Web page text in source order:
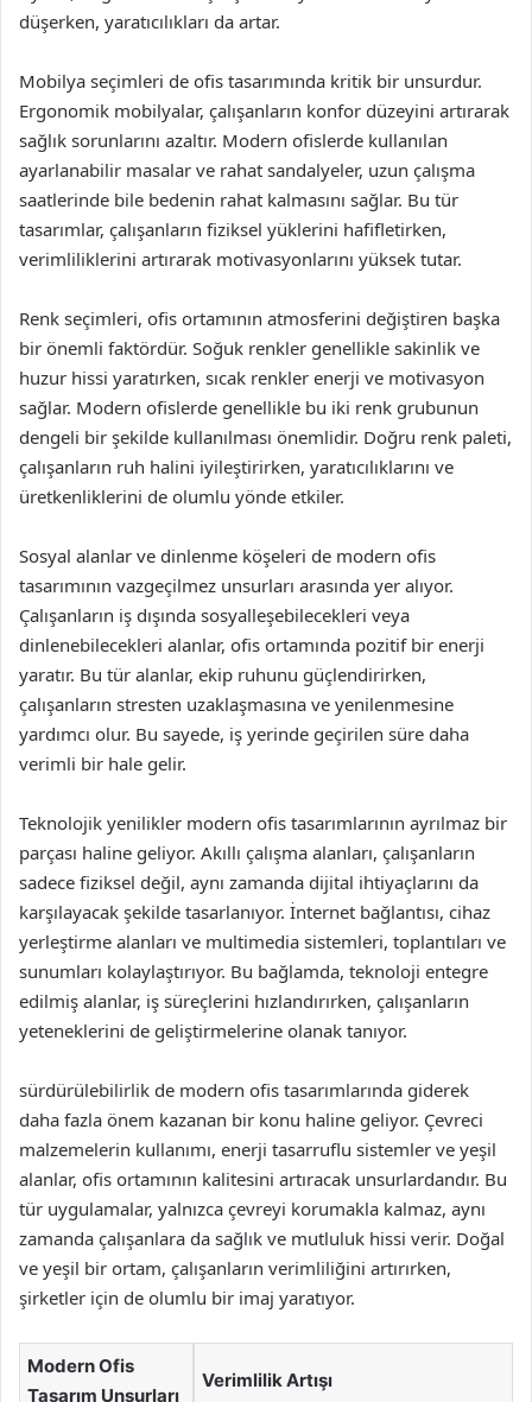
düşerken, yaratıcılıkları da artar.
Mobilya seçimleri de ofis tasarımında kritik bir unsurdur.
Ergonomik mobilyalar, çalışanların konfor düzeyini artırarak
sağlık sorunlarını azaltır. Modern ofislerde kullanılan
ayarlanabilir masalar ve rahat sandalyeler, uzun çalışma
saatlerinde bile bedenin rahat kalmasını sağlar. Bu tür
tasarımlar, çalışanların fiziksel yüklerini hafifletirken,
verimliliklerini artırarak motivasyonlarını yüksek tutar.
Renk seçimleri, ofis ortamının atmosferini değiştiren başka
bir önemli faktördür. Soğuk renkler genellikle sakinlik ve
huzur hissi yaratırken, sıcak renkler enerji ve motivasyon
sağlar. Modern ofislerde genellikle bu iki renk grubunun
dengeli bir şekilde kullanılması önemlidir. Doğru renk paleti,
çalışanların ruh halini iyileştirirken, yaratıcılıklarını ve
üretkenliklerini de olumlu yönde etkiler.
Sosyal alanlar ve dinlenme köşeleri de modern ofis
tasarımının vazgeçilmez unsurları arasında yer alıyor.
Çalışanların iş dışında sosyalleşebilecekleri veya
dinlenebilecekleri alanlar, ofis ortamında pozitif bir enerji
yaratır. Bu tür alanlar, ekip ruhunu güçlendirirken,
çalışanların stresten uzaklaşmasına ve yenilenmesine
yardımcı olur. Bu sayede, iş yerinde geçirilen süre daha
verimli bir hale gelir.
Teknolojik yenilikler modern ofis tasarımlarının ayrılmaz bir
parçası haline geliyor. Akıllı çalışma alanları, çalışanların
sadece fiziksel değil, aynı zamanda dijital ihtiyaçlarını da
karşılayacak şekilde tasarlanıyor. İnternet bağlantısı, cihaz
yerleştirme alanları ve multimedia sistemleri, toplantıları ve
sunumları kolaylaştırıyor. Bu bağlamda, teknoloji entegre
edilmiş alanlar, iş süreçlerini hızlandırırken, çalışanların
yeteneklerini de geliştirmelerine olanak tanıyor.
sürdürülebilirlik de modern ofis tasarımlarında giderek
daha fazla önem kazanan bir konu haline geliyor. Çevreci
malzemelerin kullanımı, enerji tasarruflu sistemler ve yeşil
alanlar, ofis ortamının kalitesini artıracak unsurlardandır. Bu
tür uygulamalar, yalnızca çevreyi korumakla kalmaz, aynı
zamanda çalışanlara da sağlık ve mutluluk hissi verir. Doğal
ve yeşil bir ortam, çalışanların verimliliğini artırırken,
şirketler için de olumlu bir imaj yaratıyor.
Modern Ofis
Tasarım Unsurları
Verimlilik Artışı